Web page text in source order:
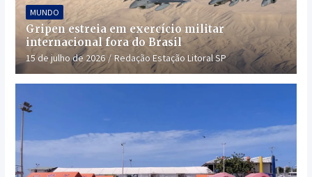
MUNDO
Gripen estreia em exercício militar
internacional fora do Brasil
15 de julho de 2026 Redação Estação Litoral SP